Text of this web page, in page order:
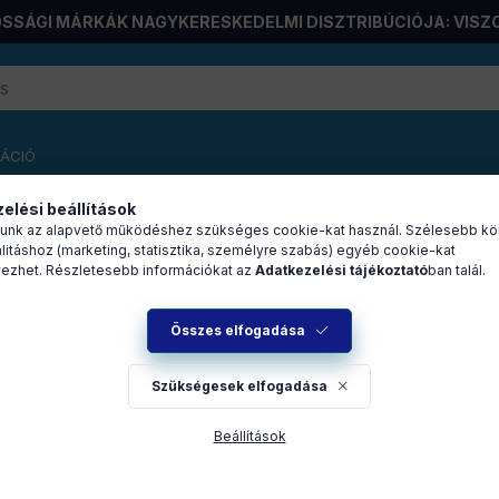
MÁRKÁK NAGYKERESKEDELMI DISZTRIBÚCIÓJA:
áramkörös
(M5-3C-86M)
és azárak megtekintéséhez
beállítások
az alapvető működéshez szükséges cookie-kat használ. Szélesebb
(marketing, statisztika, személyre szabás) egyéb cookie-kat
Részletesebb információkat az Adatkezelési tájékoztatóban talál.
Összes elfogadása
Szükségesek elfogadása
Beállítások